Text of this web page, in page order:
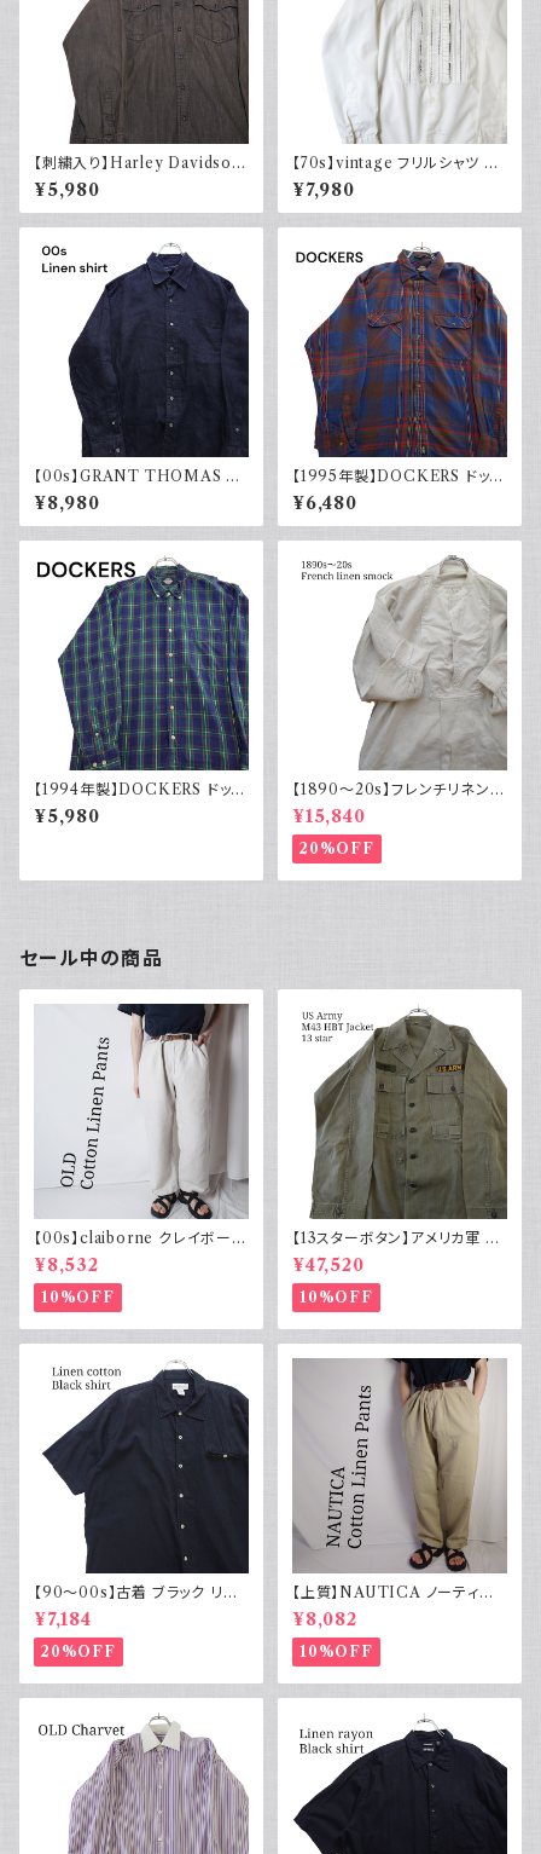
【刺繍入り】Harley Davidson
ハーレーダビッドソン 長袖シャ
ツ 古着 ノーカラー
¥5,980
【70s】vintage フリルシャツ ヴ
ィンテージ古着 長袖シャツ ドレ
スシャツ 白 ホワイト系 1970年
代 レトロ
¥7,980
【00s】GRANT THOMAS 古
着 長袖リネンシャツ ネイビー
アメカジ古着
¥8,980
【1995年製】DOCKERS ドッカ
ーズ チェックシャツ ダブルポケ
ット 古着 アメカジ リーバイス
長袖 90s
¥6,480
【1994年製】DOCKERS ドッカ
ーズ チェックシャツ ボタンダウ
ン 古着 アメカジ リーバイス 長
¥5,980
【1890～20s】フレンチリネンス
モック アンティーク ノーカラー
イカ胸
¥15,840
20%OFF
セール中の商品
【00s】claiborne クレイボーン
リネンコットンパンツ ツータック
¥8,532
10%OFF
【13スターボタン】アメリカ軍 M
43 HBT ジャケット パッチ 軍物
実物
¥47,520
10%OFF
【90～00s】古着 ブラック リネ
ンコットンシャツ 黒 ボックスシ
ルエット
¥7,184
20%OFF
【上質】NAUTICA ノーティカ
コットンリネンパンツ ツータック
¥8,082
10%OFF